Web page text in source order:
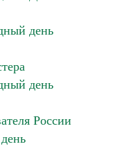
день
день
России